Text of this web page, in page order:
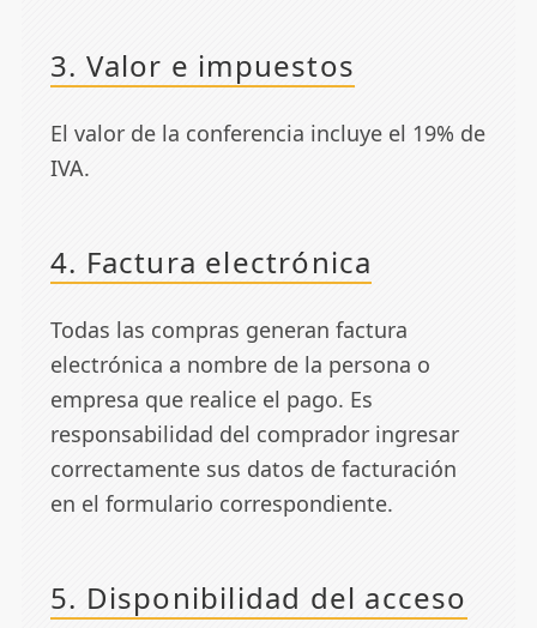
3. Valor e impuestos
El valor de la conferencia incluye el 19% de
IVA.
4. Factura electrónica
Todas las compras generan factura
electrónica a nombre de la persona o
empresa que realice el pago. Es
responsabilidad del comprador ingresar
correctamente sus datos de facturación
en el formulario correspondiente.
5. Disponibilidad del acceso